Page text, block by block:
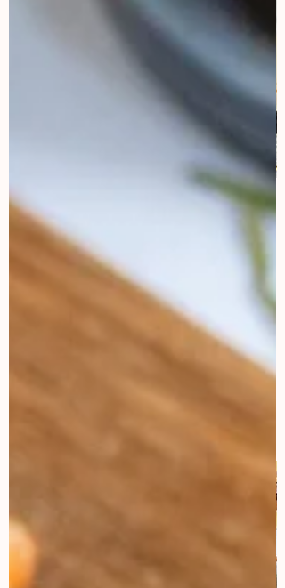
Aprende a hacer contenido
¿Cual es la sensación del momento?
¡Los vídeos! Aquí vas a aprender como
lograr que tus vídeos tengo miles de